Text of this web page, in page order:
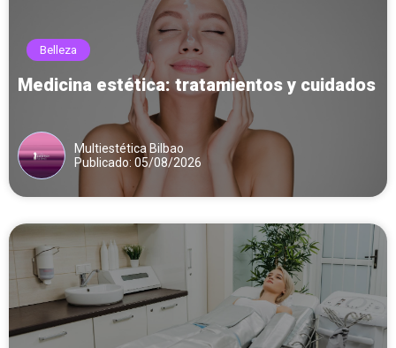
Belleza
Medicina estética: tratamientos y cuidados
Multiestética Bilbao
Publicado: 05/08/2026